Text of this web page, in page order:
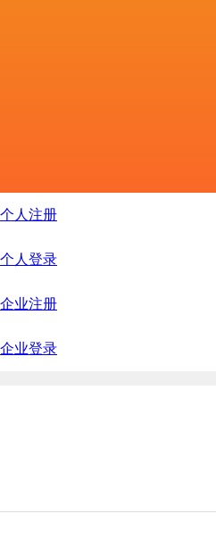
个人注册
个人登录
企业注册
企业登录